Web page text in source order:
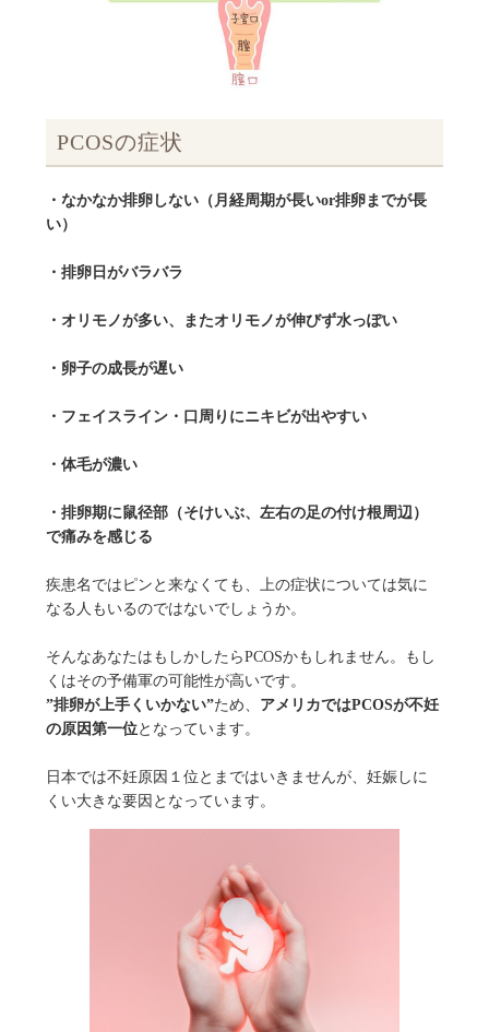
PCOSの症状
・なかなか排卵しない（月経周期が長いor排卵までが長
い）
・排卵日がバラバラ
・オリモノが多い、またオリモノが伸びず水っぽい
・卵子の成長が遅い
・フェイスライン・口周りにニキビが出やすい
・体毛が濃い
・排卵期に鼠径部（そけいぶ、左右の足の付け根周辺）
で痛みを感じる
疾患名ではピンと来なくても、上の症状については気に
なる人もいるのではないでしょうか。
そんなあなたはもしかしたらPCOSかもしれません。もし
くはその予備軍の可能性が高いです。
”排卵が上手くいかない”ため、 アメリカではPCOSが不妊
の原因第一位となっています。
日本では不妊原因１位とまではいきませんが、妊娠しに
くい大きな要因となっています。